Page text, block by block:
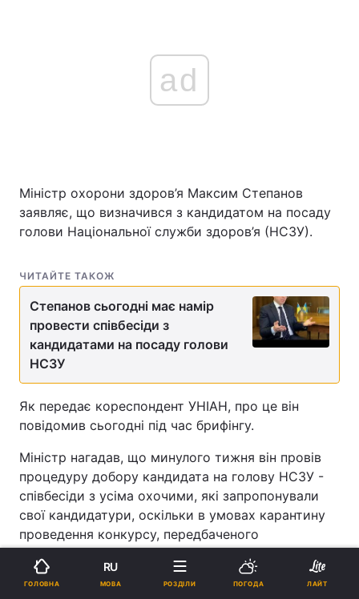
ad
Міністр охорони здоров’я Максим Степанов
заявляє, що визначився з кандидатом на посаду
голови Національної служби здоров’я (НСЗУ).
ЧИТАЙТЕ ТАКОЖ
Степанов сьогодні має намір
провести співбесіди з
кандидатами на посаду голови
НСЗУ
Як передає кореспондент УНІАН, про це він
повідомив сьогодні під час брифінгу.
Міністр нагадав, що минулого тижня він провів
процедуру добору кандидата на голову НСЗУ -
співбесіди з усіма охочими, які запропонували
свої кандидатури, оскільки в умовах карантину
проведення конкурсу, передбаченого
"Для нас це дуже важливо, тому що Національна
ГОЛОВНА
RU
МОВА РОЗДІЛИ ПОГОДА ЛАЙТ